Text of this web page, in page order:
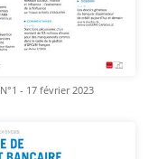
N°1 - 17 février 2023